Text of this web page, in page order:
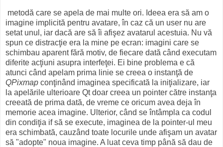
metodă care se apela de mai multe ori. Ideea era să am o
imagine implicită pentru avatare, în caz că un user nu are
setat unul, iar dacă are să îi afişez avatarul acestuia. Nu vă
spun ce distracţie era la mine pe ecran: imagini care se
schimbau aparent fără motiv, de fiecare dată când executam
diferite acţiuni asupra interfeţei. Ei bine problema e că
atunci când apelam prima linie se creea o instanţă de
QPixmap conţinând imaginea specificată la iniţializare, iar
la apelările ulterioare Qt doar creea un pointer către instanţa
creeată de prima dată, de vreme ce oricum avea deja în
memorie acea imagine. Ulterior, când se întâmpla ca codul
din condiţia if să se execute, imaginea de la pointer-ul meu
era schimbată, cauzând toate locurile unde afişam un avatar
să "adopte" noua imagine. A luat ceva timp până să dau de